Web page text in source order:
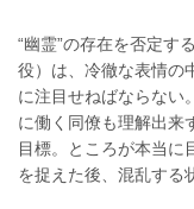
“幽霊”の存在を否定す
役）は、冷徹な表情の
に注目せねばならない
に働く同僚も理解出来
目標。ところが本当に
を捉えた後、混乱する